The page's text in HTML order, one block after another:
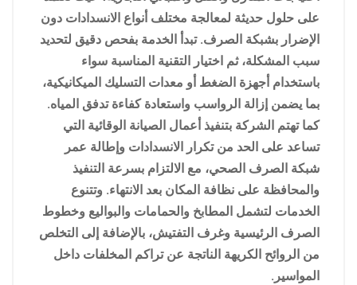
على حلول حديثة لمعالجة مختلف أنواع الانسدادات دون
الإضرار بشبكة الصرف. تبدأ الخدمة بفحص دقيق لتحديد
سبب المشكلة، ثم اختيار التقنية المناسبة سواء
باستخدام أجهزة الضغط أو معدات التسليك الميكانيكية،
بما يضمن إزالة الرواسب واستعادة كفاءة تدفق المياه.
كما تهتم الشركة بتنفيذ أعمال الصيانة الوقائية التي
تساعد على الحد من تكرار الانسدادات وإطالة عمر
شبكة الصرف الصحي، مع الالتزام بسرعة التنفيذ
والمحافظة على نظافة المكان بعد الانتهاء. وتتنوع
الخدمات لتشمل المطابخ والحمامات والبواليع وخطوط
الصرف الرئيسية وغرف التفتيش، بالإضافة إلى التخلص
من الروائح الكريهة الناتجة عن تراكم المخلفات داخل
المواسير.